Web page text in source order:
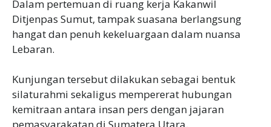
Dalam pertemuan di ruang kerja Kakanwil
Ditjenpas Sumut, tampak suasana berlangsung
hangat dan penuh kekeluargaan dalam nuansa
Lebaran.
Kunjungan tersebut dilakukan sebagai bentuk
silaturahmi sekaligus mempererat hubungan
kemitraan antara insan pers dengan jajaran